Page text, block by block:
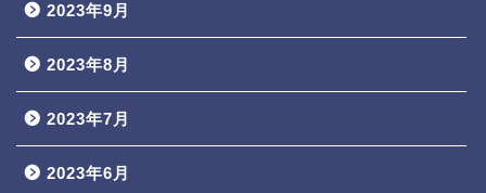
2023年9月
2023年8月
2023年7月
2023年6月